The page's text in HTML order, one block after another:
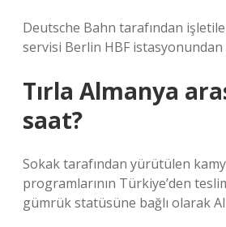
Deutsche Bahn tarafından
servisi Berlin HBF istasyonundan
Tırla Almanya
saat?
Sokak tarafından yürütülen
programlarının Türkiye’den
gümrük statüsüne bağlı olarak